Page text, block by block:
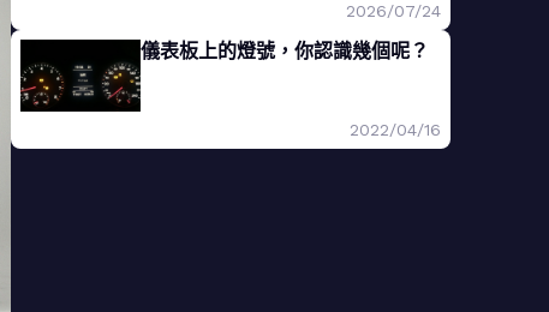
2026/07/24
儀表板上的燈號，你認識幾個呢？
2022/04/16